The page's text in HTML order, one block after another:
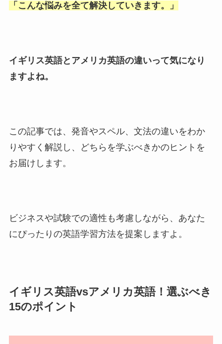
「 こんな悩みを全て解決していきます。 」
イギリス英語とアメリカ英語の違いって気になり
ますよね。
この記事では、発音やスペル、文法の違いをわか
りやすく解説し、どちらを学ぶべきかのヒントを
お届けします。
ビジネスや試験での適性も考慮しながら、あなた
にぴったりの英語学習方法を提案しますよ。
イギリス英語vsアメリカ英語！選ぶべき
15のポイント